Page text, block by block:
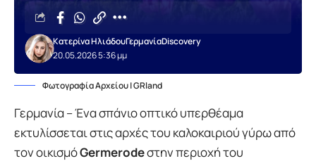
20.05.2026 5:36 μμ
Κατερίνα ΗλιάδουΓερμανίαDiscovery
Φωτογραφία Αρχείου | GRland
Γερμανία – Ένα σπάνιο οπτικό υπερθέαμα
εκτυλίσσεται στις αρχές του καλοκαιριού γύρω από
τον οικισμόGermerodeστην περιοχή του